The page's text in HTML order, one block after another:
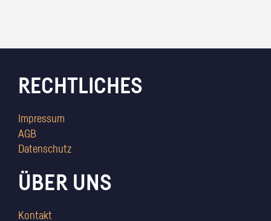
RECHTLICHES
Impressum
AGB
Datenschutz
ÜBER UNS
Kontakt